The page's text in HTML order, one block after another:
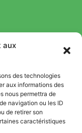
aux
des technologies
aux informations des
nous permettra de
navigation ou les ID
de retirer son
caractéristiques
Michel Cohen pour
|Bromance
et Sport